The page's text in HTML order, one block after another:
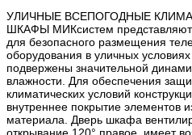
УЛИЧНЫЕ ВСЕПОГОДНЫЕ
ШКАФЫ МИКсистем
для безопасного размещения
оборудования в уличных
подвержены значительной
влажности. Для обеспечения
климатических условий
внутреннее покрытие элементов
материала. Дверь шкафа